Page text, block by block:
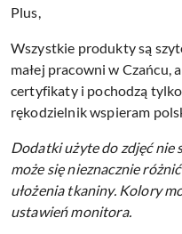
Plus,
Wszystkie produkty są
małej pracowni w Czańcu,
certyfikaty i pochodzą
rękodzielnik wspieram
Dodatki użyte do zdjęć nie
może się nieznacznie
ułożenia tkaniny. Kolory
ustawień monitora.